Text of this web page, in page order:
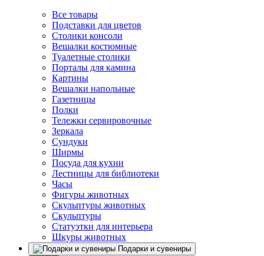
Все товары
Подставки для цветов
Столики консоли
Вешалки костюмные
Туалетные столики
Порталы для камина
Картины
Вешалки напольные
Газетницы
Полки
Тележки сервировочные
Зеркала
Сундуки
Ширмы
Посуда для кухни
Лестницы для библиотеки
Часы
Фигуры животных
Скульптуры животных
Скульптуры
Статуэтки для интерьера
Шкуры животных
Подарки и сувениры